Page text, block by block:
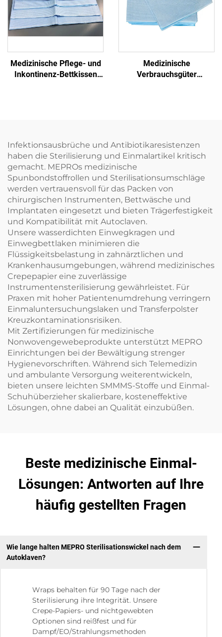
Medizinische Pflege- und
Inkontinenz-Bettkissen
Medizinische
Verbrauchsgüter
Infektionsausbrüche und Antibiotikaresistenzen
haben die Sterilisierung und Einmalartikel kritisch
gemacht. MEPROs medizinische
Spunbondstoffrollen und Sterilisationsumschläge
werden vertrauensvoll für das Packen von
chirurgischen Instrumenten, Bettwäsche und
Implantaten eingesetzt und bieten Trägerfestigkeit
und Kompatibilität mit Autoclaven.
Unsere wasserdichten Einwegkragen und
Einwegbettlaken minimieren die
Flüssigkeitsbelastung in zahnärztlichen und
Krankenhausumgebungen, während medizinisches
Crepepapier eine zuverlässige
Instrumentensterilisierung gewährleistet. Für
Praxen mit hoher Patientenumdrehung verringern
Einmaluntersuchungslaken und Transferpolster
Kreuzkontaminationsrisiken.
Mit Zertifizierungen für medizinische
Nonwovengewebeprodukte unterstützt MEPRO
Einrichtungen bei der Bewältigung strenger
Hygienevorschriften. Während sich Telemedizin
und ambulante Versorgung weiterentwickeln,
bieten unsere leichten SMMMS-Stoffe und Einmal-
Schuhüberzieher skalierbare, kosteneffektive
Lösungen, ohne dabei an Qualität einzubüßen.
Beste medizinische Einmal-
Lösungen: Antworten auf Ihre
häufig gestellten Fragen
Wie lange halten MEPRO Sterilisationswickel nach dem
Autoklaven?
Wraps behalten für 90 Tage nach der
Sterilisierung ihre Integrität. Unsere
Crepe-Papiers- und nichtgewebten
Optionen sind reißfest und für
Dampf/EO/Strahlungsmethoden